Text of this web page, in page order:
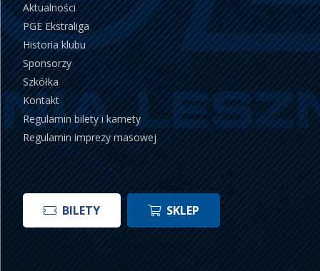
Aktualności
PGE Ekstraliga
Historia klubu
Sponsorzy
Szkółka
Kontakt
Regulamin bilety i karnety
Regulamin imprezy masowej
BILETY SKLEP